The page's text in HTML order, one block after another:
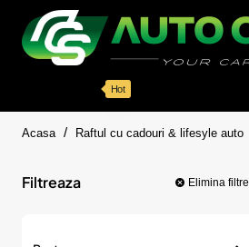
Hot
Acasa homeRaftul cu cadouri & lifesyle auto
Filtreaza Elimina filtre